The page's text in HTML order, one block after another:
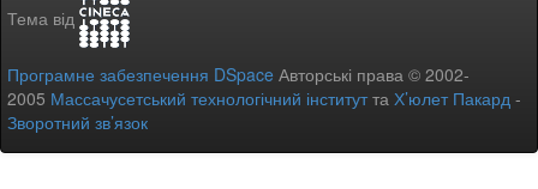
Тема від
Програмне забезпечення DSpace Авторські права © 2002-
2005 Массачусетський технологічний інститутта Х’юлет Пакард -
Зворотний зв’язок